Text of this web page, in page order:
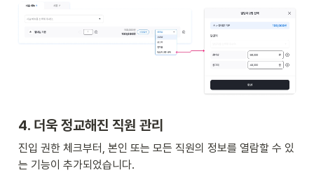
4. 더욱 정교해진 직원 관리
진입 권한 체크부터, 본인 또는 모든 직원의 정보를 열람할 수 있
는 기능이 추가되었습니다.